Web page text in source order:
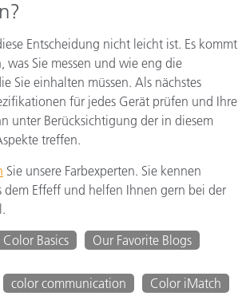
Entscheidung nicht leicht ist. Es kommt
was Sie messen und wie eng die
Sie einhalten müssen. Als nächstes
für jedes Gerät prüfen und Ihre
unter Berücksichtigung der in diesem
treffen.
Sie unsere Farbexperten. Sie kennen
dem Effeff und helfen Ihnen gern bei der
Color Basics Our Favorite Blogs
color communication
Color iMatch